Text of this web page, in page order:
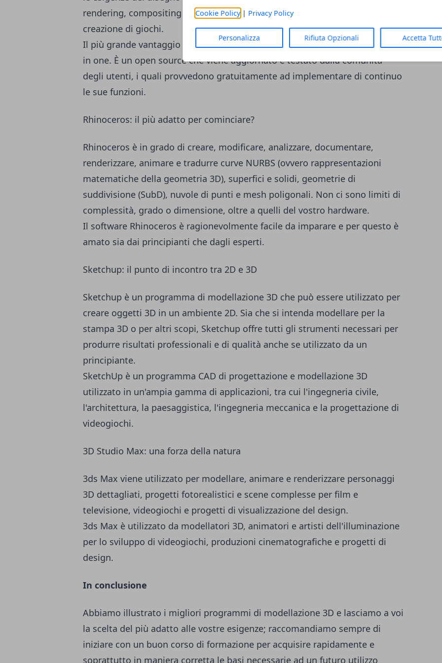
Cookie Policy| Privacy Policy
Personalizza Rifiuta Opzionali Accetta
rendering, compositing e motion tracking, fino al montaggio video e alla
creazione di giochi.
Il più grande vantaggio di Blender è che si tratta di un software gratuito all
in one. È un open source che viene aggiornato e testato dalla comunità
degli utenti, i quali provvedono gratuitamente ad implementare di continuo
le sue funzioni.
Rhinoceros: il più adatto per cominciare?
Rhinoceros è in grado di creare, modificare, analizzare, documentare,
renderizzare, animare e tradurre curve NURBS (ovvero rappresentazioni
matematiche della geometria 3D), superfici e solidi, geometrie di
suddivisione (SubD), nuvole di punti e mesh poligonali. Non ci sono limiti di
complessità, grado o dimensione, oltre a quelli del vostro hardware.
Il software Rhinoceros è ragionevolmente facile da imparare e per questo è
amato sia dai principianti che dagli esperti.
Sketchup: il punto di incontro tra 2D e 3D
Sketchup è un programma di modellazione 3D che può essere utilizzato per
creare oggetti 3D in un ambiente 2D. Sia che si intenda modellare per la
stampa 3D o per altri scopi, Sketchup offre tutti gli strumenti necessari per
produrre risultati professionali e di qualità anche se utilizzato da un
principiante.
SketchUp è un programma CAD di progettazione e modellazione 3D
utilizzato in un'ampia gamma di applicazioni, tra cui l'ingegneria civile,
l'architettura, la paesaggistica, l'ingegneria meccanica e la progettazione di
videogiochi.
3D Studio Max: una forza della natura
3ds Max viene utilizzato per modellare, animare e renderizzare personaggi
3D dettagliati, progetti fotorealistici e scene complesse per film e
televisione, videogiochi e progetti di visualizzazione del design.
3ds Max è utilizzato da modellatori 3D, animatori e artisti dell'illuminazione
per lo sviluppo di videogiochi, produzioni cinematografiche e progetti di
design.
In conclusione
Abbiamo illustrato i migliori programmi di modellazione 3D e lasciamo a voi
la scelta del più adatto alle vostre esigenze; raccomandiamo sempre di
iniziare con un buon corso di formazione per acquisire rapidamente e
soprattutto in maniera corretta le basi necessarie ad un futuro utilizzo